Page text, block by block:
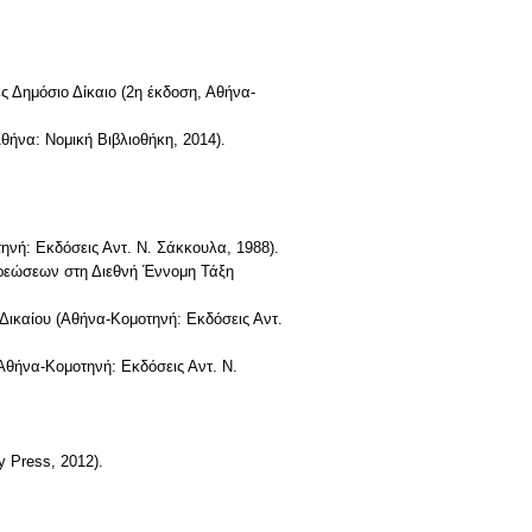
Δίκαιο (2η έκδοση, Αθήνα-
Νομική Βιβλιοθήκη, 2014).
Εκδόσεις Αντ. Ν. Σάκκουλα, 1988).
στη Διεθνή Έννομη Τάξη
(Αθήνα-Κομοτηνή: Εκδόσεις Αντ.
Κομοτηνή: Εκδόσεις Αντ. Ν.
Press, 2012).